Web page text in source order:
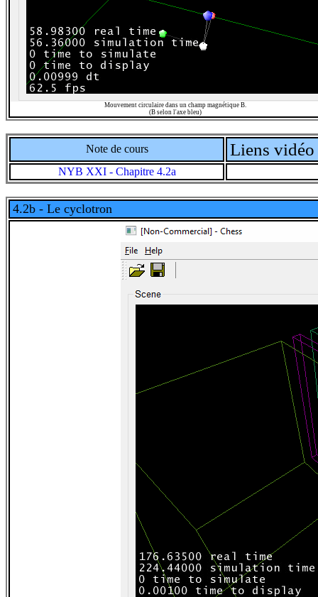
Mouvement circulaire dans un champ magnétique B.
(B selon l'axe bleu)
Note de cours Liens vidéo
NYB XXI - Chapitre 4.2a
4.2b - Le cyclotron